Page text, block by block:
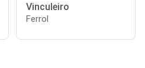
Vinculeiro
Ferrol